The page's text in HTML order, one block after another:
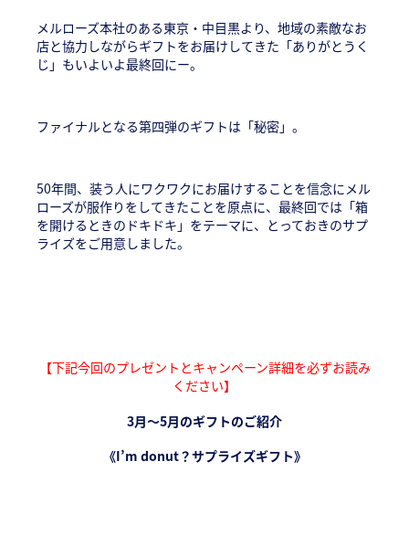
メルローズ本社のある東京・中目黒より、地域の素敵なお
店と協力しながらギフトをお届けしてきた「ありがとうく
じ」もいよいよ最終回にー。
ファイナルとなる第四弾のギフトは「秘密」。
50年間、装う人にワクワクにお届けすることを信念にメル
ローズが服作りをしてきたことを原点に、最終回では「箱
を開けるときのドキドキ」をテーマに、とっておきのサプ
ライズをご用意しました。
【下記今回のプレゼントとキャンペーン詳細を必ずお読み
ください】
3月〜5月のギフトのご紹介
《I’m donut？サプライズギフト》